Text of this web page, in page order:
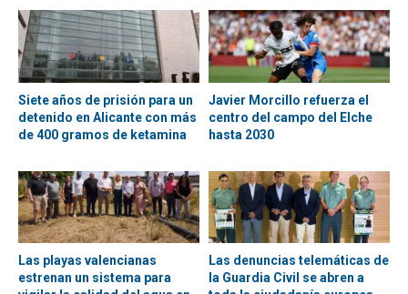
Siete años de prisión para un
detenido en Alicante con más
de 400 gramos de ketamina
Javier Morcillo refuerza el
centro del campo del Elche
hasta 2030
Las playas valencianas
estrenan un sistema para
Las denuncias telemáticas de
la Guardia Civil se abren a